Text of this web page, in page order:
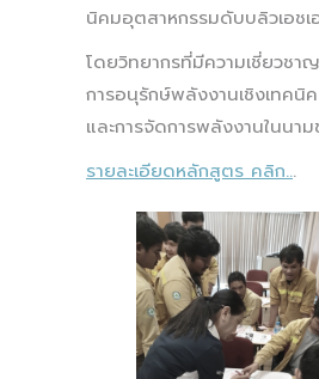
นิคมอุตสาหกรรมดับบลิวเอช
โดยวิทยากรที่มีความเชี่ยวช
การอนุรักษ์พลังงานเชิงเทค
และการจัดการพลังงานในน
รายละเอียดหลักสูตร คลิก...